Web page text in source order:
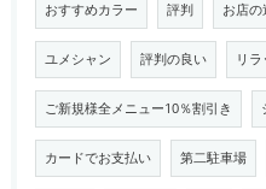
おすすめカラー 評判 お店の
ユメシャン 評判の良い リ
ご新規様全メニュー10％割引き
カードでお支払い 第二駐車場